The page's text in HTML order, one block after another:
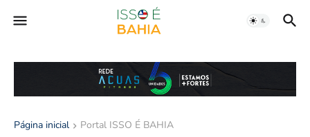
Página inicial Portal ISSO É BAHIA